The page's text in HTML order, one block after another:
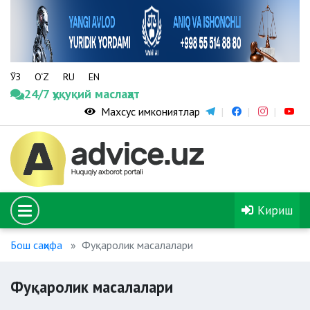
ЎЗ O‘Z RU EN
24/7 ҳуқуқий маслаҳат
Махсус имкониятлар
Кириш
Бош саҳифа Фуқаролик масалалари
Фуқаролик масалалари